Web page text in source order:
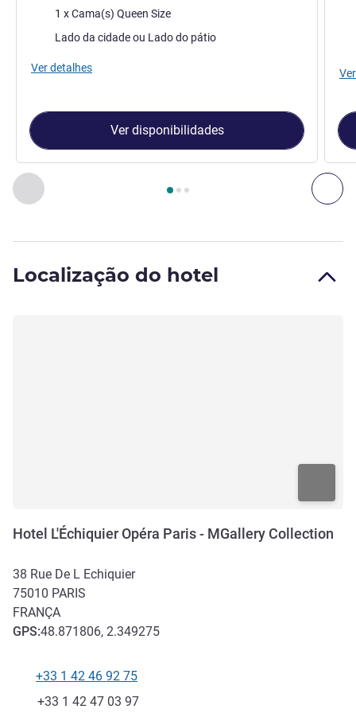
Anterior - Quarto
Página , Quarto 1 : QUARTO CLASSIC, 1 cama de
Cama1 x Cama(s) Queen Size
Vistas:
Lado da cidade ou Lado do pátio
Ver detalhes
Ver disponibilidades
Localização do hotel
Hotel L'Échiquier Opéra Paris - MGallery Collection
38 Rue De L Echiquier
75010 PARIS
FRANÇA
GPS:48.871806, 2.349275
Telefone
+33 1 42 46 92 75
Fax
+33 1 42 47 03 97